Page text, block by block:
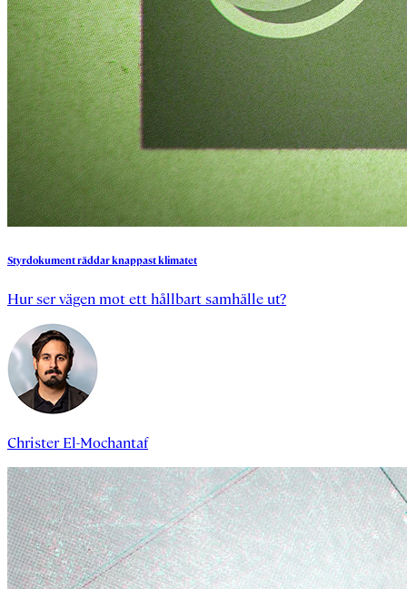
Styrdokumenträddarknappastklimatet
Hur ser vägen mot ett hållbart samhälle ut?
Christer El-Mochantaf